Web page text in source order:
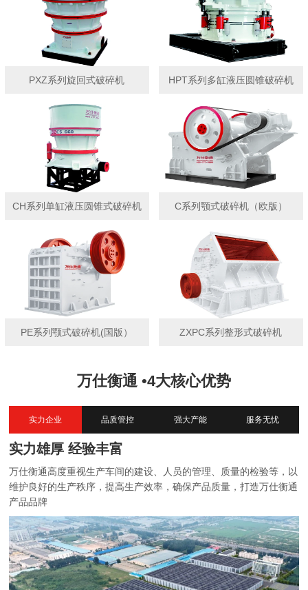
PXZ系列旋回式破碎机 HPT系列多缸液压圆锥破碎机
CH系列单缸液压圆锥式破碎机 C系列颚式破碎机（欧版）
PE系列颚式破碎机(国版） ZXPC系列整形式破碎机
万仕衡通 •4大核心优势
实力企业 品质管控 强大产能 服务无忧
实力雄厚 经验丰富
万仕衡通高度重视生产车间的建设、人员的管理、质量的检验等，以
维护良好的生产秩序，提高生产效率，确保产品质量，打造万仕衡通
产品品牌